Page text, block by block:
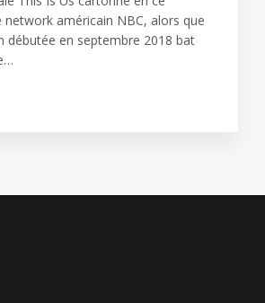
américain NBC, alors que
débutée en septembre 2018 bat